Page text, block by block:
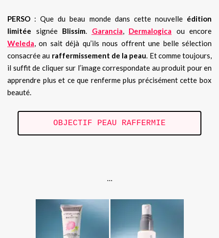
PERSO : Que du beau monde dans cette nouvelle édition
limitée signée Blissim. Garancia, Dermalogica ou encore
Weleda, on sait déjà qu’ils nous offrent une belle sélection
consacrée au raffermissement de la peau. Et comme toujours,
il suffit de cliquer sur l’image correspondate au produit pour en
apprendre plus et ce que renferme plus précisément cette box
beauté.
OBJECTIF PEAU RAFFERMIE
…